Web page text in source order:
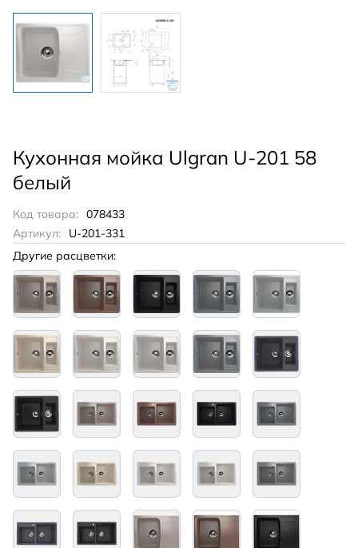
Кухонная мойка Ulgran U-201 58
белый
Код товара: 078433
Артикул:
U-201-331
Другие расцветки: